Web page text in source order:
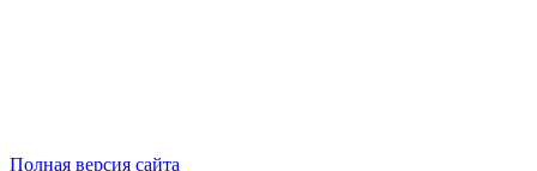
Полная версия сайта